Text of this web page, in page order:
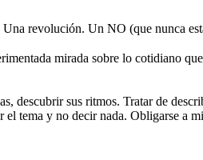
revolución. Un NO (que nunca
mirada sobre lo cotidiano
descubrir sus ritmos. Tratar de
tema y no decir nada. Obligarse a